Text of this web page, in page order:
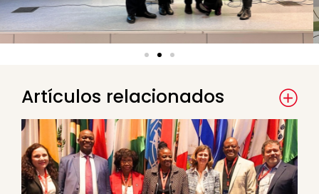
Artículos relacionados